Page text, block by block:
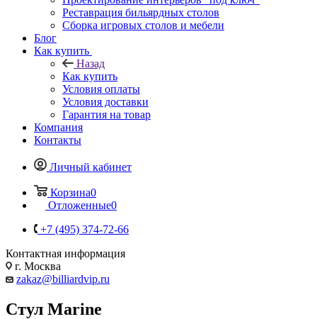
Реставрация бильярдных столов
Сборка игровых столов и мебели
Блог
Как купить
Назад
Как купить
Условия оплаты
Условия доставки
Гарантия на товар
Компания
Контакты
Личный кабинет
Корзина0
Отложенные0
+7 (495) 374-72-66
Контактная информация
г. Москва
zakaz@billiardvip.ru
Стул Marine